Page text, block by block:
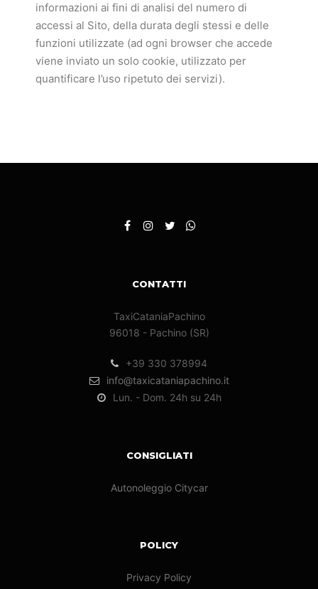
informazioni ai fini di analisi del numero di
accessi al Sito, della durata degli stessi e delle
funzioni utilizzate (ad ogni browser che accede
viene inviato un solo cookie, utilizzato per
quantificare l’uso ripetuto dei servizi).
CONTATTI
TaxiCataniaPachino
96018 - Pachino (SR)
+39 330 378994
info@taxicataniapachino.it
Lun. - Dom. 24h su 24h
CONSIGLIATI
Autonoleggio Citycar
POLICY
Privacy Policy